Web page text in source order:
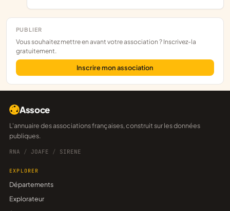
PUBLIER
Vous souhaitez mettre en avant votre association ? Inscrivez-la
gratuitement.
Inscrire mon association
Assoce
L'annuaire des associations françaises, construit sur les données
publiques.
RNA / JOAFE / SIRENE
EXPLORER
Départements
Explorateur